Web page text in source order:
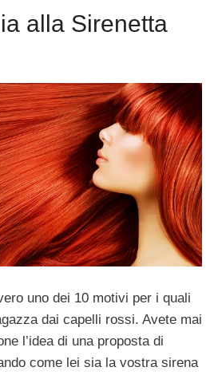
alla Sirenetta
uno dei 10 motivi per i quali
dai capelli rossi. Avete mai
l’idea di una proposta di
come lei sia la vostra sirena